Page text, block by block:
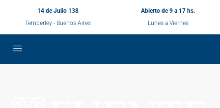
14 de Julio 138
Temperley - Buenos Aires
Abierto de 9 a 17 hs.
Lunes a Viernes